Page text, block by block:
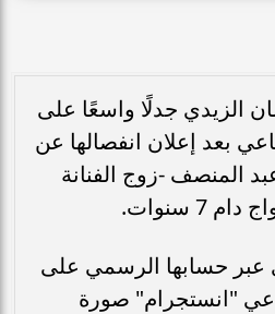
الزيدي جدلًا واسعًا على
بعد إعلان انفصالها عن
المنصف -زوج الفنانة
سنوات.
عبر حسابها الرسمي على
"انستجرام" صورة